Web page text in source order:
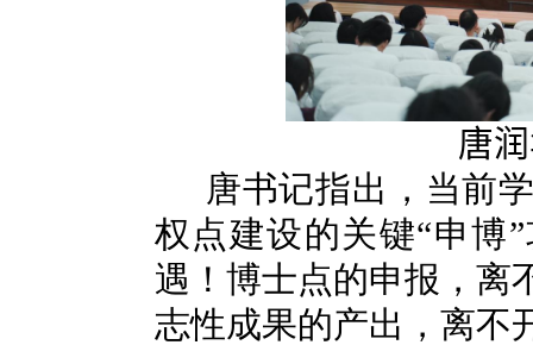
唐
唐书记指出，当前
权点建设的关键“申博
遇！博士点的申报，离
志性成果的产出，离不